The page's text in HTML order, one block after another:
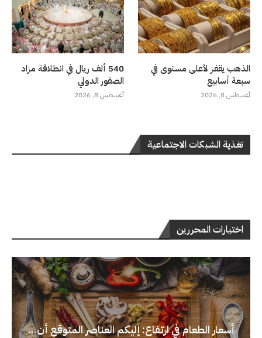
الذهب يقفز لأعلى مستوى في
سبعة أسابيع
أغسطس 8, 2026
540 ألف ريال في انطلاقة مزاد
الصقور الدولي
أغسطس 8, 2026
تغذية الشبكات الاجتماعية
اختيارات المحررين
أسعار الطعام في ارتفاع: إليكم العناصر المتوقع أن...